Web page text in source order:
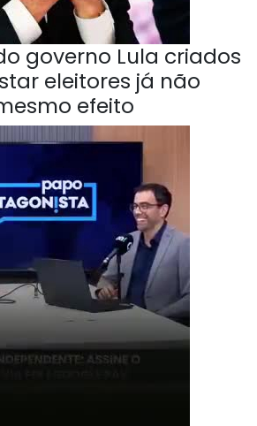
governo Lula criados
eleitores já não
efeito